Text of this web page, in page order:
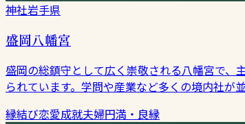
神社岩手県
盛岡八幡宮
盛岡の総鎮守として広く崇敬される八幡宮で、
られています。学問や産業など多くの境内社が並
縁結び恋愛成就夫婦円満・良縁